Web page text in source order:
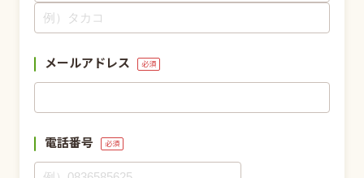
メールアドレス 必須
電話番号 必須